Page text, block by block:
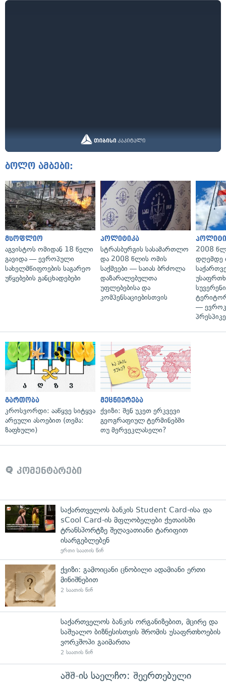
ბოლო ამბები:
მსოფლიო
აგვისტოს ომიდან 18 წელი
გავიდა — ევროპული
სახელმწიფოების საგარეო
უწყებების განცხადებები
პოლიტიკა
სტრასბურგის სასამართლო
და 2008 წლის ომის
საქმეები — საიას ბრძოლა
დაზარალებულთა
უფლებებისა და
კომპენსაციებისთვის
2008
დღემდე
—
გართობა
კროსვორდი: ააწყვე სიტყვა
არეული ასოებით (თემა:
ზაფხული)
მეცნიერება
ქვიზი: შენ უკეთ ერკვევი
გეოგრაფიულ ტერმინებში
თუ მერვეკლასელი?
კომენტარები
საქართველოს ბანკის Student Card-ისა და
sCool Card-ის მფლობელები ქუთაისში
ტრანსპორტზე შეღავათიანი ტარიფით
ისარგებლებენ
ერთი საათის წინ
ქვიზი: გამოიცანი ცნობილი ადამიანი ერთი
მინიშნებით
2 საათის წინ
საქართველოს ბანკის ორგანიზებით, მცირე და
საშუალო ბიზნესისთვის შრომის უსაფრთხოების
ვორკშოპი გაიმართა
2 საათის წინ
აშშ-ის საელჩო: შეერთებული